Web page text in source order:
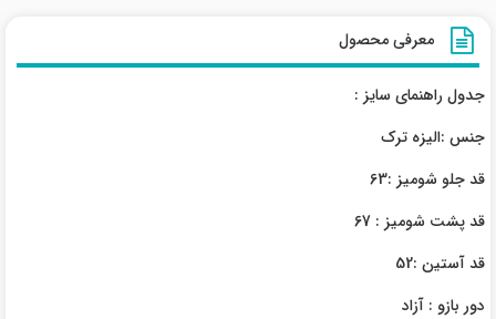
معرفی محصول
جدول راهنمای سایز :
جنس :الیزه ترک
قد جلو شومیز :63
قد پشت شومیز : 67
قد آستین :52
دور بازو : آزاد